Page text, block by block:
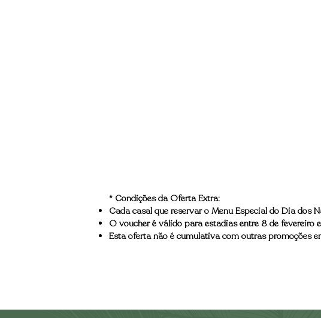
* Condições da Oferta Extra:
Cada casal que reservar o Menu Especial do Dia dos
O voucher é válido para estadias entre 8 de fevereiro
Esta oferta não é cumulativa com outras promoções